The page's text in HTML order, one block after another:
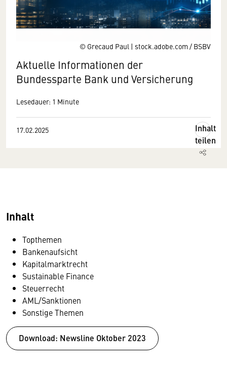
© Grecaud Paul | stock.adobe.com / BSBV
Aktuelle Informationen der
Bundessparte Bank und Versicherung
Lesedauer: 1 Minute
17.02.2025
Inhalt
teilen
Inhalt
Topthemen
Bankenaufsicht
Kapitalmarktrecht
Sustainable Finance
Steuerrecht
AML/Sanktionen
Sonstige Themen
Download: Newsline Oktober 2023